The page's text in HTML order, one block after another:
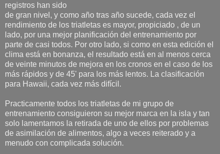
registros han sido
de gran nivel, y como año tras año sucede, cada vez el
rendimiento de los triatletas es mayor, propiciado , de un
lado, por una mejor planificación del entrenamiento por
parte de casi todos. Por otro lado, si como en esta edición el
clima está en bonanza, el resultado está en al menos cerca
de veinte minutos de mejora en los cronos en el caso de los
más rápidos y de 45' para los más lentos. La clasificación
para Hawaii, cada vez más difícil.
Practicamente todos los triatletas de mi grupo de
entrenamiento consiguieron su mejor marca en la isla y tan
solo lamentamos la retirada de uno de ellos por problemas
de asimilación de alimentos, algo a veces reiterado y a
menudo con complicada solución.